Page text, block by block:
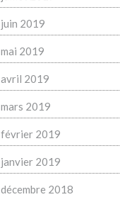
juin 2019
mai 2019
avril 2019
mars 2019
février 2019
janvier 2019
décembre 2018